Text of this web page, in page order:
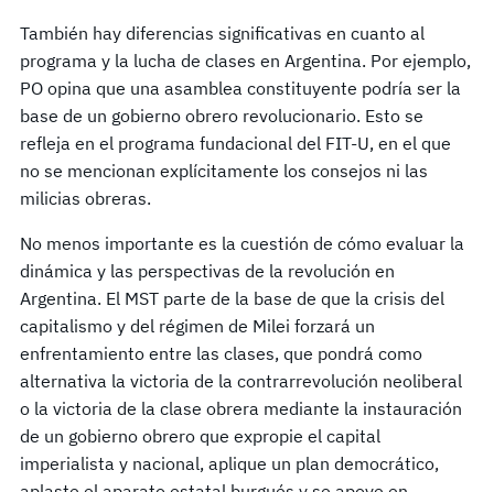
También hay diferencias significativas en cuanto al
programa y la lucha de clases en Argentina. Por ejemplo,
PO opina que una asamblea constituyente podría ser la
base de un gobierno obrero revolucionario. Esto se
refleja en el programa fundacional del FIT-U, en el que
no se mencionan explícitamente los consejos ni las
milicias obreras.
No menos importante es la cuestión de cómo evaluar la
dinámica y las perspectivas de la revolución en
Argentina. El MST parte de la base de que la crisis del
capitalismo y del régimen de Milei forzará un
enfrentamiento entre las clases, que pondrá como
alternativa la victoria de la contrarrevolución neoliberal
o la victoria de la clase obrera mediante la instauración
de un gobierno obrero que expropie el capital
imperialista y nacional, aplique un plan democrático,